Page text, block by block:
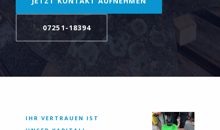
07251-18394
IHR VERTRAUEN IST